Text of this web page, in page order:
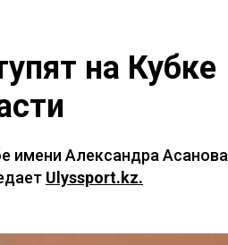
на Кубке
имени Александра Асанова
Ulyssport.kz.